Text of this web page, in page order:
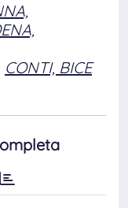
CONTI, BICE